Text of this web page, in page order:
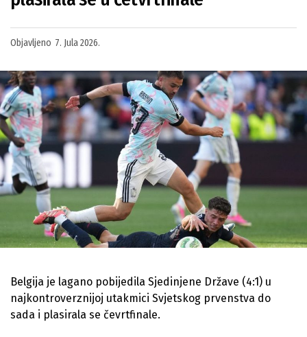
Objavljeno 7. Jula 2026.
Belgija je lagano pobijedila Sjedinjene Države (4:1) u
najkontroverznijoj utakmici Svjetskog prvenstva do
sada i plasirala se čevrtfinale.